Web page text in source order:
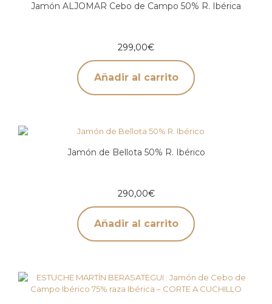
Jamón ALJOMAR Cebo de Campo 50% R. Ibérica
299,00€
Añadir al carrito
Jamón de Bellota 50% R. Ibérico
290,00€
Añadir al carrito